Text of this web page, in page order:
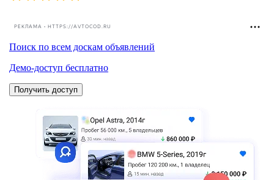
РЕКЛАМА • HTTPS://AVTOCOD.RU